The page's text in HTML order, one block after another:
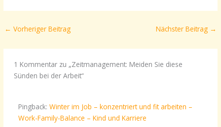
← Vorheriger Beitrag Nächster Beitrag →
1 Kommentar zu „Zeitmanagement: Meiden Sie diese
Sünden bei der Arbeit“
Pingback: Winter im Job – konzentriert und fit arbeiten –
Work-Family-Balance – Kind und Karriere